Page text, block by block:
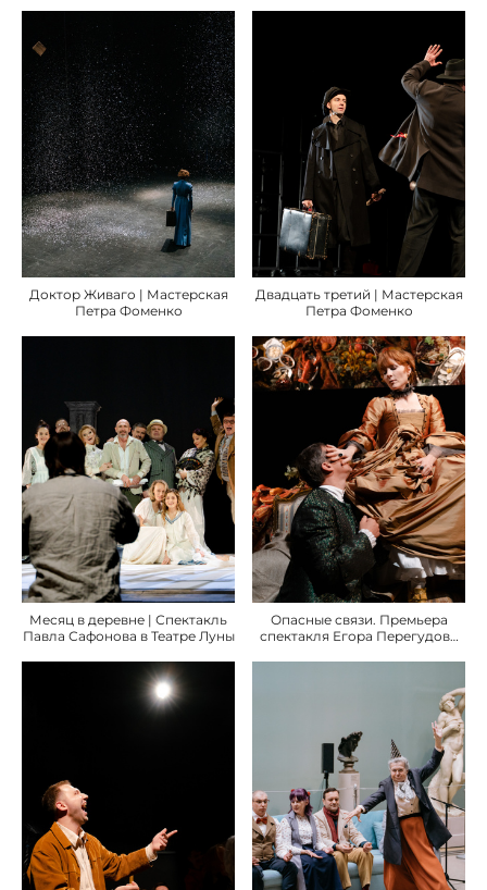
Доктор Живаго | Мастерская
Петра Фоменко
Двадцать третий | Мастерская
Петра Фоменко
Месяц в деревне | Спектакль
Павла Сафонова в Театре Луны
Опасные связи. Премьера
спектакля Егора Перегудова